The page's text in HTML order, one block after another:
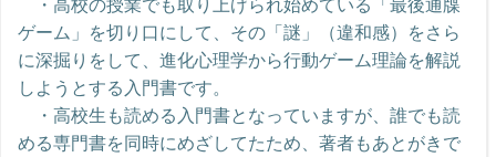
ゲーム」を切り口にして、その「謎」（違和感）をさら
に深掘りをして、進化心理学から行動ゲーム理論を解説
しようとする入門書です。
・高校生も読める入門書となっていますが、誰でも読
める専門書を同時にめざしてたため、著者もあとがきで